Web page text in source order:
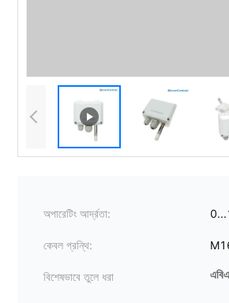
অপারেটিং আর্দ্রতা:
কেবল গ্রন্থি:
বিশেষভাবে তুলে ধরা